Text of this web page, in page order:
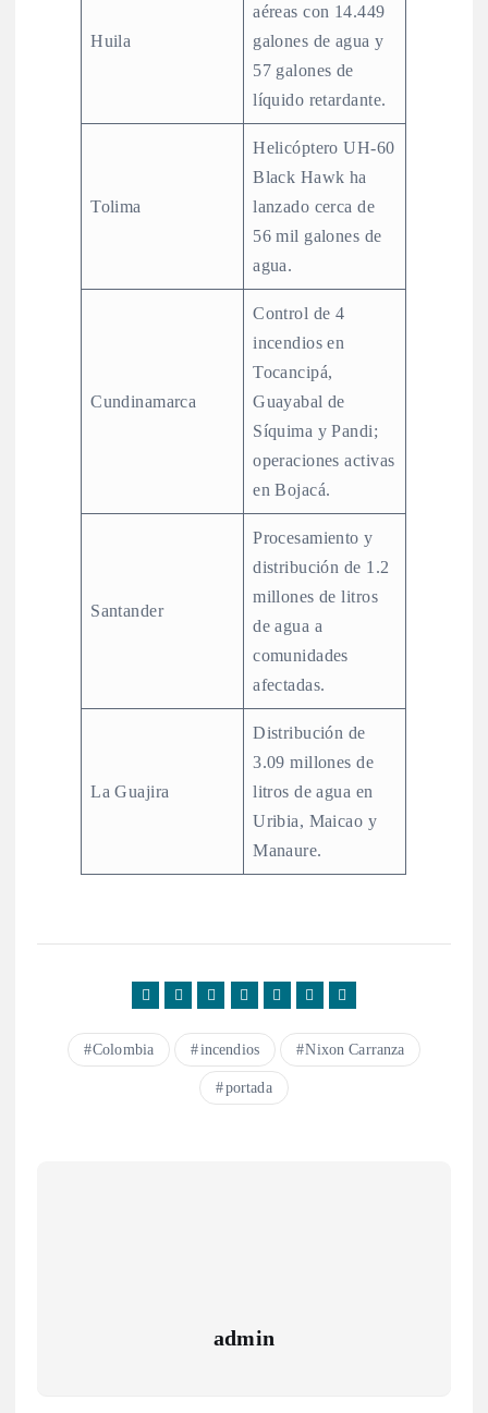
Huila
aéreas con 14.449
galones de agua y
57 galones de
líquido retardante.
Tolima
Helicóptero UH-60
Black Hawk ha
lanzado cerca de
56 mil galones de
agua.
Cundinamarca
Control de 4
incendios en
Tocancipá,
Guayabal de
Síquima y Pandi;
operaciones activas
en Bojacá.
Santander
Procesamiento y
distribución de 1.2
millones de litros
de agua a
comunidades
afectadas.
La Guajira
Distribución de
3.09 millones de
litros de agua en
Uribia, Maicao y
Manaure.
Colombia incendios Nixon Carranza
portada
admin